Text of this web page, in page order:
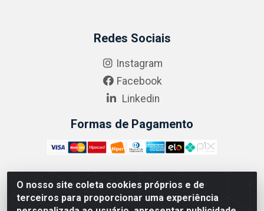
O nosso site coleta cookies próprios e de
terceiros para proporcionar uma experiência
Redes Sociais
Instagram
Facebook
Linkedin
Formas de Pagamento
ABRASEG COMÉRCIO ATACADISTA LTDA - CNPJ:
10.894.768/0001-00 - Avenida Lobo Júnior, 1045 -